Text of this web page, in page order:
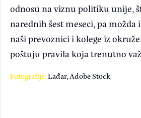
odnosu na viznu politiku unije,
narednih šest meseci, pa možda
naši prevoznici i kolege iz
poštuju pravila koja trenutno
Fotografije:Lađar, Adobe Stock